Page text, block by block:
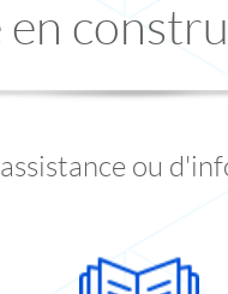
en
ou